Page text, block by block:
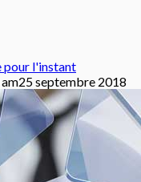
pour l'instant
25 septembre 2018